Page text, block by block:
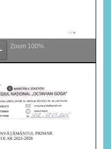
Zoom 100%